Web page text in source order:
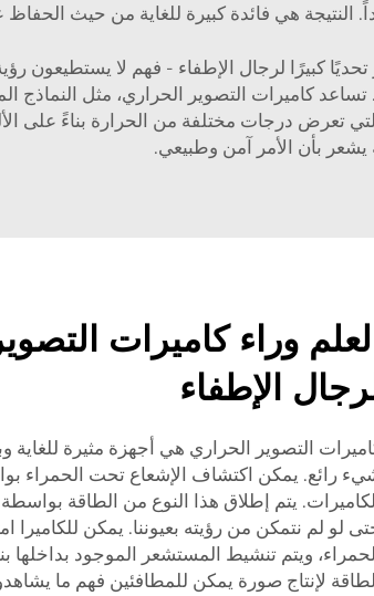
هي فائدة كبيرة للغاية من حيث الحفاظ
تحديًا كبيرًا لرجال الإطفاء - فهم لا
كاميرات التصوير الحراري، مثل النماذج
تعرض درجات مختلفة من الحرارة بناءً على
يشعر بأن الأمر آمن وطبيعي.
العلم وراء كاميرات
الإطفاء
التصوير الحراري هي أجهزة مثيرة للغاية
رائع. يمكن اكتشاف الإشعاع تحت الحمراء
الكاميرات. يتم إطلاق هذا النوع من الطاقة
لو لم نتمكن من رؤيته بعيوننا. يمكن
الحمراء، ويتم تنشيط المستشعر الموجود
الطاقة لإنتاج صورة يمكن للمطافئين فهم ما